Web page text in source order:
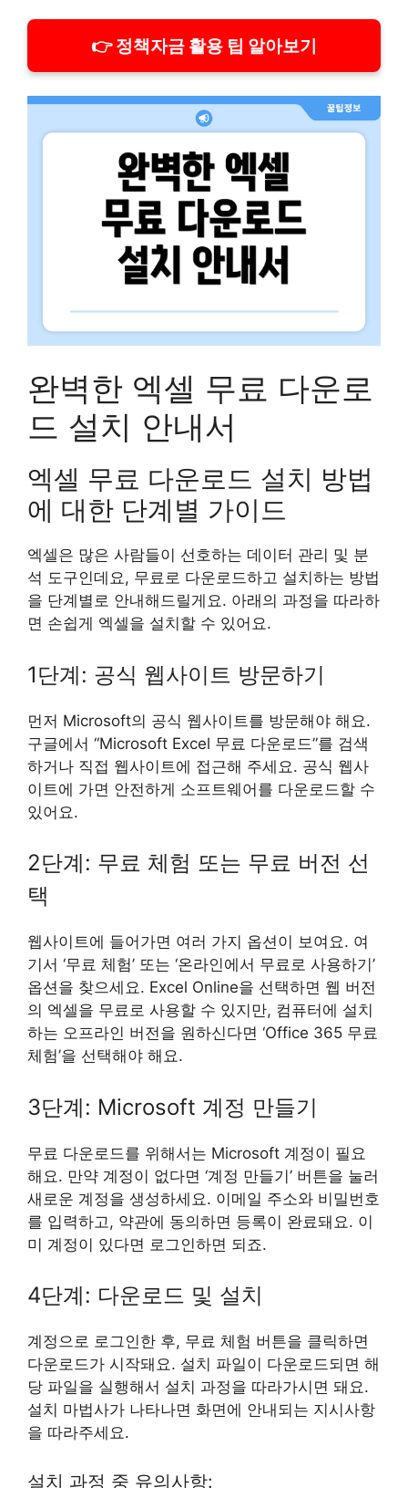
👉 정책자금 활용 팁 알아보기
완벽한 엑셀 무료 다운로
드 설치 안내서
엑셀 무료 다운로드 설치 방법
에 대한 단계별 가이드
엑셀은 많은 사람들이 선호하는 데이터 관리 및 분
석 도구인데요, 무료로 다운로드하고 설치하는 방법
을 단계별로 안내해드릴게요. 아래의 과정을 따라하
면 손쉽게 엑셀을 설치할 수 있어요.
1단계: 공식 웹사이트 방문하기
먼저 Microsoft의 공식 웹사이트를 방문해야 해요.
구글에서 “Microsoft Excel 무료 다운로드”를 검색
하거나 직접 웹사이트에 접근해 주세요. 공식 웹사
이트에 가면 안전하게 소프트웨어를 다운로드할 수
있어요.
2단계: 무료 체험 또는 무료 버전 선
택
웹사이트에 들어가면 여러 가지 옵션이 보여요. 여
기서 ‘무료 체험’ 또는 ‘온라인에서 무료로 사용하기’
옵션을 찾으세요. Excel Online을 선택하면 웹 버전
의 엑셀을 무료로 사용할 수 있지만, 컴퓨터에 설치
하는 오프라인 버전을 원하신다면 ‘Office 365 무료
체험’을 선택해야 해요.
3단계: Microsoft 계정 만들기
무료 다운로드를 위해서는 Microsoft 계정이 필요
해요. 만약 계정이 없다면 ‘계정 만들기’ 버튼을 눌러
새로운 계정을 생성하세요. 이메일 주소와 비밀번호
를 입력하고, 약관에 동의하면 등록이 완료돼요. 이
미 계정이 있다면 로그인하면 되죠.
4단계: 다운로드 및 설치
계정으로 로그인한 후, 무료 체험 버튼을 클릭하면
다운로드가 시작돼요. 설치 파일이 다운로드되면 해
당 파일을 실행해서 설치 과정을 따라가시면 돼요.
설치 마법사가 나타나면 화면에 안내되는 지시사항
을 따라주세요.
설치 과정 중 유의사항: